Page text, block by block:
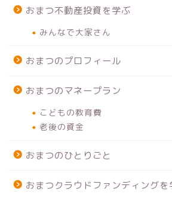
おまつ不動産投資を学ぶ
みんなで大家さん
おまつのプロフィール
おまつのマネープラン
こどもの教育費
老後の資金
おまつのひとりごと
おまつクラウドファンディングを